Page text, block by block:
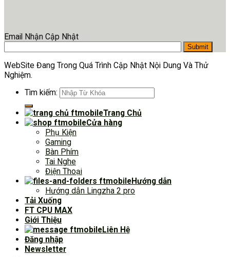
Email Nhận Cập Nhật
WebSite Đang Trong Quá Trình Cập Nhật Nội Dung Và Thử
Nghiệm.
Tìm kiếm:
Trang Chủ
Cửa hàng
Phụ Kiện
Gaming
Bàn Phím
Tai Nghe
Điện Thoại
Hướng dẫn
Hướng dẫn Lingzha 2 pro
Tải Xuống
FT CPU MAX
Giới Thiệu
Liên Hệ
Đăng nhập
Newsletter